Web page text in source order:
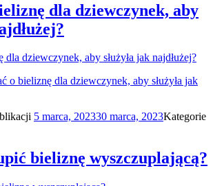
dla dziewczynek, aby
o bieliznę dla dziewczynek, aby służyła jak
5 marca, 202330 marca, 2023Kategorie
bieliznę wyszczuplającą?